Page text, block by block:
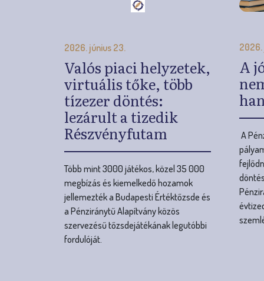
tízezer döntés:
Részvényfutam
Több mint 3000 játékos, közel 35 000
megbízás és kiemelkedő hozamok
jellemezték a Budapesti Értéktőzsde és
a Pénziránytű Alapítvány közös
szervezésű tőzsdejátékának legutóbbi
A
O
l
d